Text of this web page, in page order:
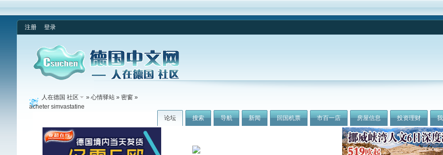
注册 登录
论坛 搜索 导航 新闻 回国机票 市百一店 房屋信息 投资理财
人在德国 社区 » 心情驿站» 密窗»
acheter simvastatine